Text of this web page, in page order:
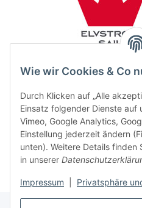
Wie wir Cookies & Co
Durch Klicken auf „Alle
Einsatz folgender Dienste auf
Vimeo, Google Analytics,
Einstellung jederzeit ändern
unten). Weitere Details finden
in unserer
Impressum Privatsphäre